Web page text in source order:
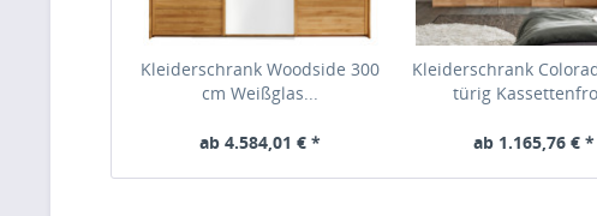
Kleiderschrank Woodside 300
cm Weißglas...
ab 4.584,01 € *
Kleiderschrank
türig
ab 1.165,76 € *